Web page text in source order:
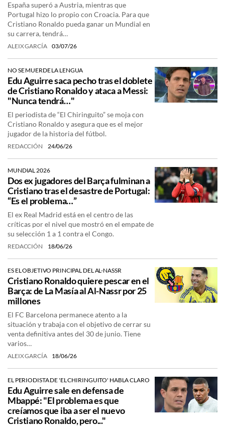
España superó a Austria, mientras que
Portugal hizo lo propio con Croacia. Para que
Cristiano Ronaldo pueda ganar un Mundial en
su carrera, tendrá…
ALEIX GARCÍA 03/07/26
NO SE MUERDE LA LENGUA
Edu Aguirre saca pecho tras el doblete
de Cristiano Ronaldo y ataca a Messi:
"Nunca tendrá…"
El periodista de “El Chiringuito” se moja con
Cristiano Ronaldo y asegura que es el mejor
jugador de la historia del fútbol.
REDACCIÓN 24/06/26
MUNDIAL 2026
Dos ex jugadores del Barça fulminan a
Cristiano tras el desastre de Portugal:
“Es el problema…”
El ex Real Madrid está en el centro de las
críticas por el nivel que mostró en el empate de
su selección 1 a 1 contra el Congo.
REDACCIÓN 18/06/26
ES EL OBJETIVO PRINCIPAL DEL AL-NASSR
Cristiano Ronaldo quiere pescar en el
Barça: de La Masía al Al-Nassr por 25
millones
El FC Barcelona permanece atento a la
situación y trabaja con el objetivo de cerrar su
venta definitiva antes del 30 de junio. Tiene
varios…
ALEIX GARCÍA 18/06/26
EL PERIODISTA DE 'EL CHIRINGUITO' HABLA CLARO
Edu Aguirre sale en defensa de
Mbappé: "El problema es que
creíamos que iba a ser el nuevo
Cristiano Ronaldo, pero..."